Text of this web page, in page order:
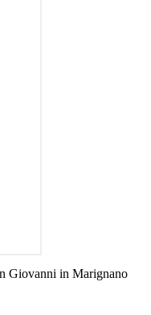
Giovanni in Marignano